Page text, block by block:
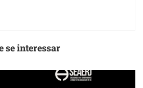
se interessar